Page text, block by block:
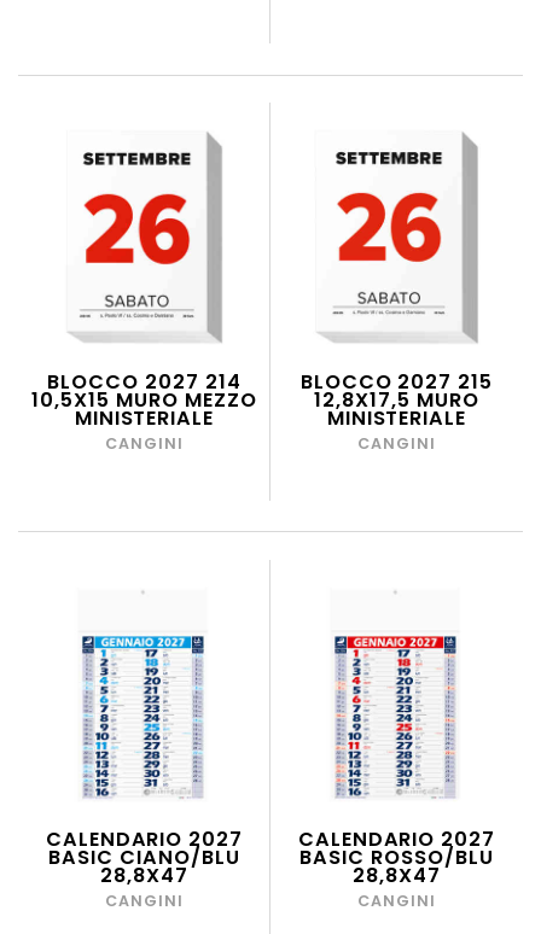
BLOCCO 2027 214
10,5X15 MURO MEZZO
MINISTERIALE
CANGINI
BLOCCO 2027 215
12,8X17,5 MURO
MINISTERIALE
CANGINI
CALENDARIO 2027
BASIC CIANO/BLU
28,8X47
CANGINI
CALENDARIO 2027
BASIC ROSSO/BLU
28,8X47
CANGINI